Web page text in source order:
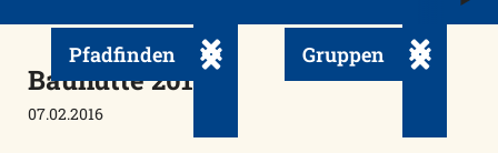
Pfadfinden Untermenü ein-/ausklappen
Gruppen
Bauhütte 2016
07.02.2016